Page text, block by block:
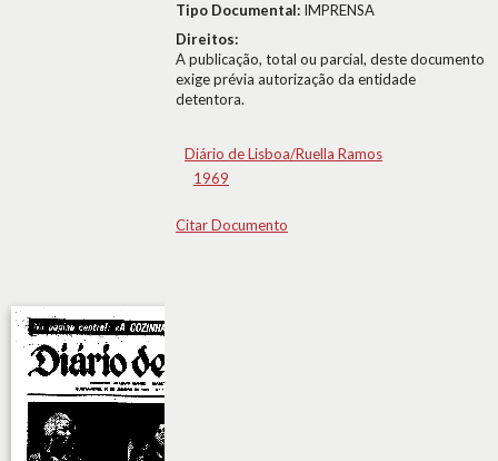
Tipo Documental: IMPRENSA
Direitos:
A publicação, total ou parcial, deste documento
exige prévia autorização da entidade
detentora.
Diário de Lisboa/Ruella Ramos
1969
Citar Documento